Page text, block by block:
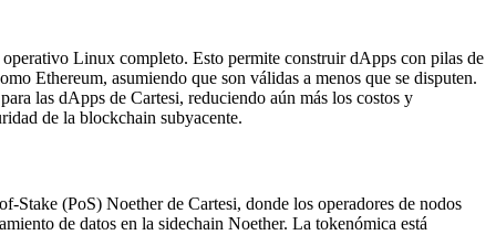
Linux completo. Esto permite construir dApps con pilas de
Ethereum, asumiendo que son válidas a menos que se disputen.
las dApps de Cartesi, reduciendo aún más los costos y
de la blockchain subyacente.
(PoS) Noether de Cartesi, donde los operadores de nodos
de datos en la sidechain Noether. La tokenómica está